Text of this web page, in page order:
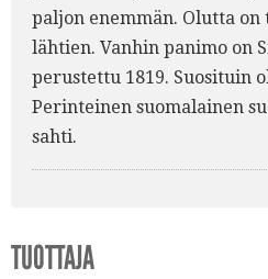
paljon enemmän. Olutta
lähtien. Vanhin panimo on
perustettu 1819. Suosituin
Perinteinen suomalainen
sahti.
TUOTTAJA